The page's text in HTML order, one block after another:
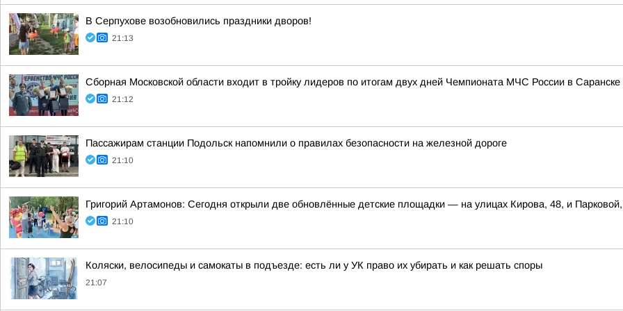
В Серпухове возобновились праздники дворов!
21:13
Сборная Московской области входит в тройку лидеров по итогам двух дней Чемпионата МЧС России в Саранске
21:12
Пассажирам станции Подольск напомнили о правилах безопасности на железной дороге
21:10
Григорий Артамонов: Сегодня открыли две обновлённые детские площадки — на улицах Кирова, 48, и
21:10
Коляски, велосипеды и самокаты в подъезде: есть ли у УК право их убирать и как решать споры
21:07